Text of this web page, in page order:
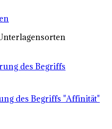
des Begriffs
des Begriffs "Affinität"